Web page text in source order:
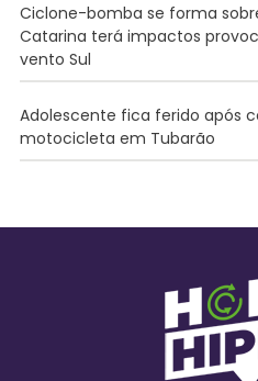
Ciclone-bomba se forma
Catarina terá impactos
vento Sul
Adolescente fica ferido após
motocicleta em Tubarão